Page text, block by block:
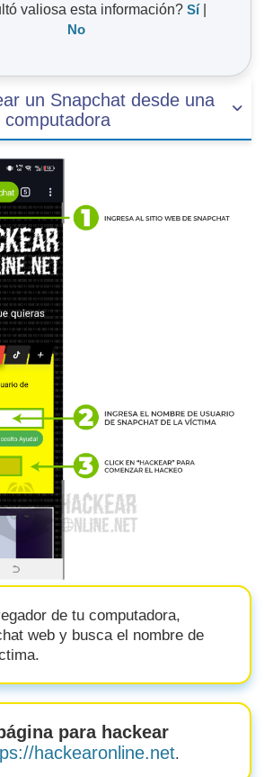
valiosa esta información? Sí|
No
un Snapchat desde una
computadora
de tu computadora,
web y busca el nombre de
para hackear
hackearonline.net.